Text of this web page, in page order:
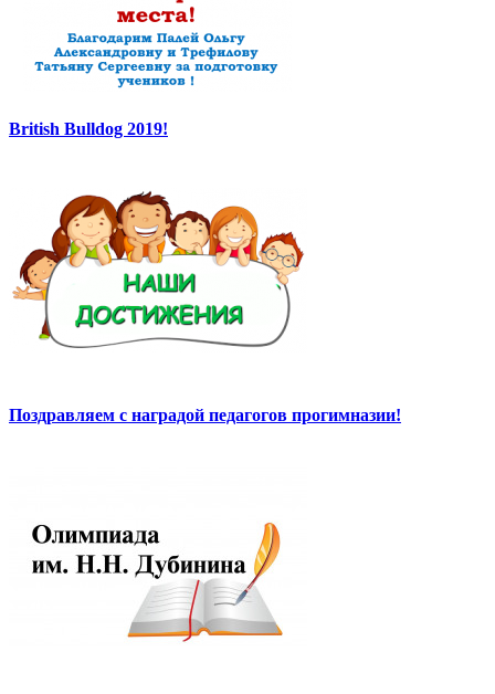
British Bulldog 2019!
Поздравляем с наградой педагогов прогимназии!